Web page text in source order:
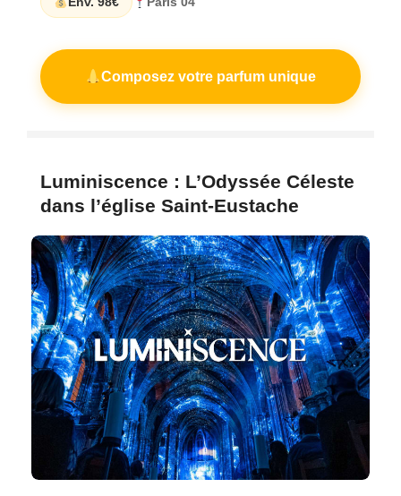
Composez votre parfum unique
Luminiscence : L’Odyssée Céleste
dans l’église Saint-Eustache